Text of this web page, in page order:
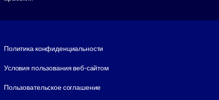
Политика конфиденциальности
Условия пользования веб-сайтом
Пользовательское соглашение